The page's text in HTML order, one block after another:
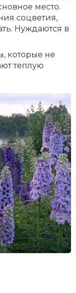
место.
соцветия,
Нуждаются в
которые не
теплую